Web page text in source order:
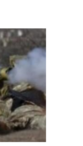
со спамом.
комментариев